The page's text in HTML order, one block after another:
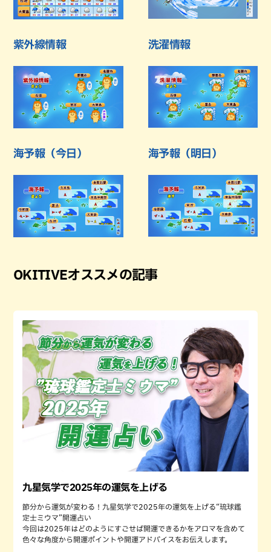
紫外線情報 洗濯情報
海予報（今日） 海予報（明日）
OKITIVEオススメの記事
九星気学で2025年の運気を上げる
節分から運気が変わる！九星気学で2025年の運気を上げる“琉球鑑
定士ミウマ”開運占い
今回は2025年はどのようにすごせば開運できるかをアロマを含めて
色々な角度から開運ポイントや開運アドバイスをお伝えします。